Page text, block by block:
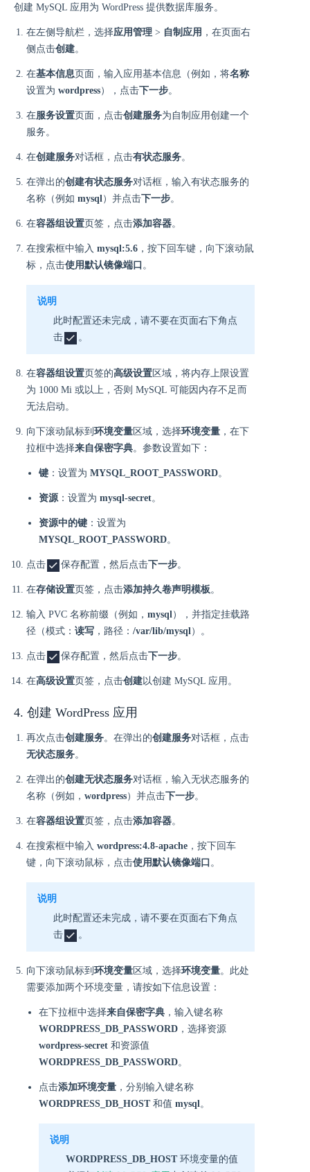
创建 MySQL 应用为 WordPress 提供数据库服务。
在左侧导航栏，选择应用管理 > 自制应用 ，在页面右
侧点击创建。
在基本信息页面，输入应用基本信息（例如，将名称
设置为 wordpress），点击下一步。
在服务设置页面，点击创建服务为自制应用创建一个
服务。
在创建服务对话框，点击有状态服务。
在弹出的创建有状态服务对话框，输入有状态服务的
名称（例如 mysql ）并点击下一步。
在容器组设置页签，点击添加容器。
在搜索框中输入 mysql:5.6 ，按下回车键，向下滚动鼠
标，点击使用默认镜像端口 。
说明
此时配置还未完成，请不要在页面右下角点
击
。
在容器组设置页签的高级设置 区域，将内存上限设置
为 1000 Mi 或以上，否则 MySQL 可能因内存不足而
无法启动。
向下滚动鼠标到 环境变量 区域，选择环境变量 ，在下
拉框中选择来自保密字典。参数设置如下：
键 ：设置为 MYSQL_ROOT_PASSWORD。
资源 ：设置为 mysql-secret。
资源中的键 ：设置为
MYSQL_ROOT_PASSWORD。
点击 保存配置，然后点击下一步。
在存储设置页签，点击添加持久卷声明模板 。
输入 PVC 名称前缀（例如， mysql ），并指定挂载路
径（模式： 读写 ，路径： /var/lib/mysql ）。
点击 保存配置，然后点击下一步。
在高级设置页签，点击创建以创建 MySQL 应用。
4. 创建 WordPress 应用
再次点击创建服务。在弹出的创建服务对话框，点击
无状态服务。
在弹出的创建无状态服务对话框，输入无状态服务的
名称（例如， wordpress）并点击下一步。
在容器组设置页签，点击添加容器。
在搜索框中输入 wordpress:4.8-apache ，按下回车
键，向下滚动鼠标，点击使用默认镜像端口 。
说明
此时配置还未完成，请不要在页面右下角点
击
。
向下滚动鼠标到 环境变量 区域，选择环境变量。此处
需要添加两个环境变量，请按如下信息设置：
在下拉框中选择来自保密字典 ，输入键名称
WORDPRESS_DB_PASSWORD ，选择资源
wordpress-secret 和资源值
WORDPRESS_DB_PASSWORD。
点击添加环境变量 ，分别输入键名称
WORDPRESS_DB_HOST和值 mysql 。
说明
WORDPRESS_DB_HOST 环境变量的值